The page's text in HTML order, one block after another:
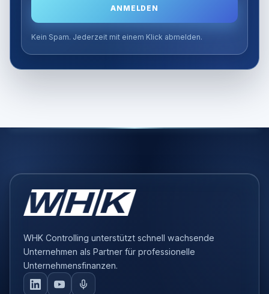
ANMELDEN
Kein Spam. Jederzeit mit einem Klick abmelden.
WHK Controlling unterstützt schnell wachsende
Unternehmen als Partner für professionelle
Unternehmensfinanzen.